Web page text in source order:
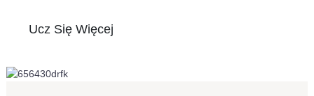
Ucz Się Więcej